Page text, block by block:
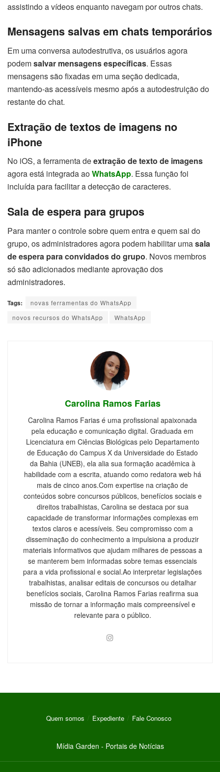
assistindo a vídeos enquanto navegam por outros chats.
Mensagens salvas em chats temporários
Em uma conversa autodestrutiva, os usuários agora
podemsalvar mensagens específicas. Essas
mensagens são fixadas em uma seção dedicada,
mantendo-as acessíveis mesmo após a autodestruição do
restante do chat.
Extração de textos de imagens no
iPhone
No iOS, a ferramenta deextração de texto de imagens
agora está integrada aoWhatsApp. Essa função foi
incluída para facilitar a detecção de caracteres.
Sala de espera para grupos
Para manter o controle sobre quem entra e quem sai do
grupo, os administradores agora podem habilitar umasala
de espera para convidados do grupo. Novos membros
só são adicionados mediante aprovação dos
administradores.
Tags:
novas ferramentas do WhatsApp
novos recursos do WhatsApp
WhatsApp
Carolina Ramos Farias
Carolina Ramos Farias é uma profissional apaixonada
pela educação e comunicação digital. Graduada em
Licenciatura em Ciências Biológicas pelo Departamento
de Educação do Campus X da Universidade do Estado
da Bahia (UNEB), ela alia sua formação acadêmica à
habilidade com a escrita, atuando como redatora web há
mais de cinco anos.Com expertise na criação de
conteúdos sobre concursos públicos, benefícios sociais e
direitos trabalhistas, Carolina se destaca por sua
capacidade de transformar informações complexas em
textos claros e acessíveis. Seu compromisso com a
disseminação do conhecimento a impulsiona a produzir
materiais informativos que ajudam milhares de pessoas a
se manterem bem informadas sobre temas essenciais
para a vida profissional e social.Ao interpretar legislações
trabalhistas, analisar editais de concursos ou detalhar
benefícios sociais, Carolina Ramos Farias reafirma sua
missão de tornar a informação mais compreensível e
relevante para o público.
Quem somos Expediente Fale Conosco
Mídia Garden - Portais de Notícias